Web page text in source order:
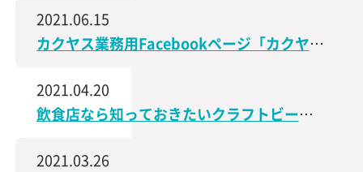
2021.06.15
カクヤス業務用Facebookページ「カクヤス飲食店ナビ」を開設しました！
2021.04.20
飲食店なら知っておきたいクラフトビールの世界│飲食店なんでもスクエア
2021.03.26